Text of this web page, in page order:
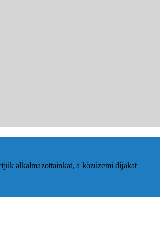
alkalmazottainkat, a közüzemi díjakat